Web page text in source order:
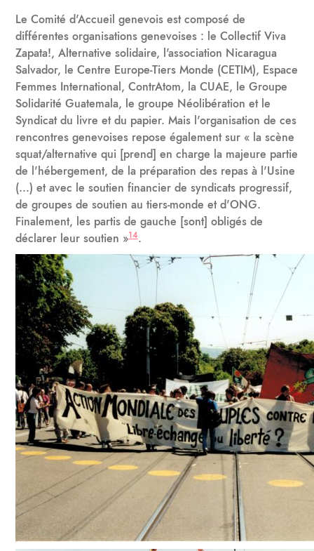
Le Comité d'Accueil genevois est composé de
différentes organisations genevoises : le Collectif Viva
Zapata!, Alternative solidaire, l'association Nicaragua
Salvador, le Centre Europe-Tiers Monde (CETIM), Espace
Femmes International, ContrAtom, la CUAE, le Groupe
Solidarité Guatemala, le groupe Néolibération et le
Syndicat du livre et du papier. Mais l'organisation de ces
rencontres genevoises repose également sur « la scène
squat/alternative qui [prend] en charge la majeure partie
de l'hébergement, de la préparation des repas à l'Usine
(...) et avec le soutien financier de syndicats progressif,
de groupes de soutien au tiers-monde et d'ONG.
Finalement, les partis de gauche [sont] obligés de
déclarer leur soutien »14.